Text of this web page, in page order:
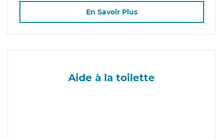
En Savoir Plus
Aide à la toilette